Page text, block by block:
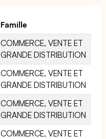
Famille
COMMERCE, VENTE ET
GRANDE DISTRIBUTION
COMMERCE, VENTE ET
GRANDE DISTRIBUTION
COMMERCE, VENTE ET
GRANDE DISTRIBUTION
COMMERCE, VENTE ET